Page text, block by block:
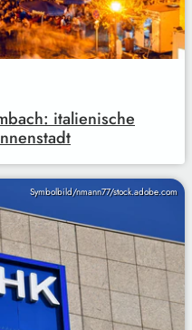
italienische
Symbolbild/nmann77/stock.adobe.com